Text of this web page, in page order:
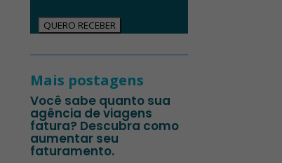
QUERO RECEBER
Mais postagens
Você sabe quanto sua
agência de viagens
fatura? Descubra como
aumentar seu
faturamento.